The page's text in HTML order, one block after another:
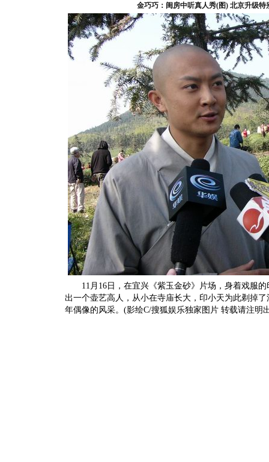
金巧巧：闺房中听真人秀(图) 北京升级特
11月16日，在宜兴《紫玉金砂》片场，身着戏服的
出一个壶艺高人，从小在寺庙长大，印小天为此剃掉
年偶像的风采。(影绘C/搜狐娱乐独家图片 转载请注明